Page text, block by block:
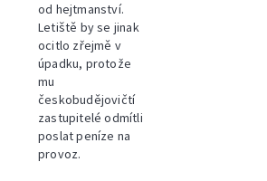
od hejtmanství.
Letiště by se jinak
ocitlo zřejmě v
úpadku, protože
mu
českobudějovičtí
zastupitelé odmítli
poslat peníze na
provoz.